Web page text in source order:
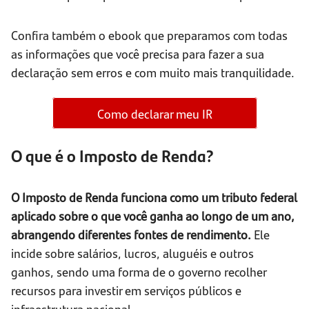
Confira também o ebook que preparamos com todas
as informações que você precisa para fazer a sua
declaração sem erros e com muito mais tranquilidade.
Como declarar meu IR
O que é o Imposto de Renda?
O Imposto de Renda funciona como um tributo federal
aplicado sobre o que você ganha ao longo de um ano,
abrangendo diferentes fontes de rendimento. Ele
incide sobre salários, lucros, aluguéis e outros
ganhos, sendo uma forma de o governo recolher
recursos para investir em serviços públicos e